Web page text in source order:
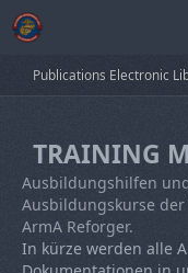
Publications Electronic
TRAINING
Ausbildungshilfen
Ausbildungskurse
ArmA Reforger.
In kürze werden alle